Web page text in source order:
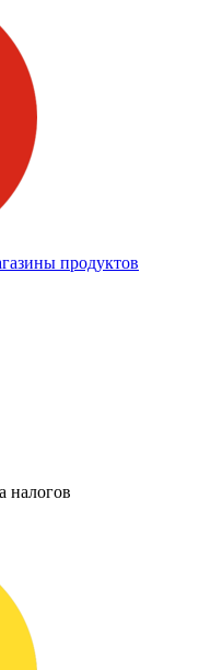
продуктов
налогов